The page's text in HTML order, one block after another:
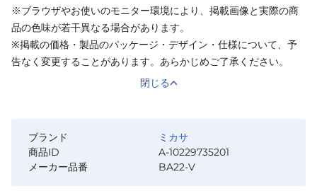
※ブラウザやお使いのモニター環境により、掲載画像と実際の商
品の色味が若干異なる場合があります。
※掲載の価格・製品のパッケージ・デザイン・仕様について、予
告なく変更することがあります。あらかじめご了承ください。
閉じる
ブランド
ミカサ
商品ID
A-10229735201
メーカー品番
BA22-V